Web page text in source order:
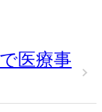
医療事